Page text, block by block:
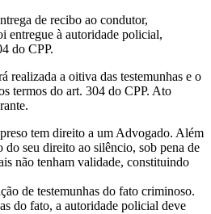
de recibo ao condutor,
entregue à autoridade policial,
do CPP.
realizada a oitiva das testemunhas e o
termos do art. 304 do CPP. Ato
tem direito a um Advogado. Além
do seu direito ao silêncio, sob pena de
não tenham validade, constituindo
de testemunhas do fato criminoso.
do fato, a autoridade policial deve